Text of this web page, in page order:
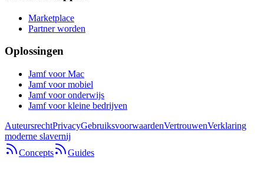
Marketplace
Partner worden
Oplossingen
Jamf voor Mac
Jamf voor mobiel
Jamf voor onderwijs
Jamf voor kleine bedrijven
AuteursrechtPrivacyGebruiksvoorwaardenVertrouwenVerklaring
moderne slavernij
Concepts
Guides